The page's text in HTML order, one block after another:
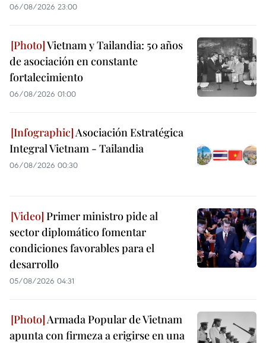
06/08/2026 23:00
Vietnam y Tailandia: 50 años
de asociación en constante
fortalecimiento
06/08/2026 01:00
Asociación Estratégica
Integral Vietnam - Tailandia
06/08/2026 00:30
Primer ministro pide al
sector diplomático fomentar
condiciones favorables para el
desarrollo
05/08/2026 04:31
Armada Popular de Vietnam
apunta con firmeza a erigirse en una